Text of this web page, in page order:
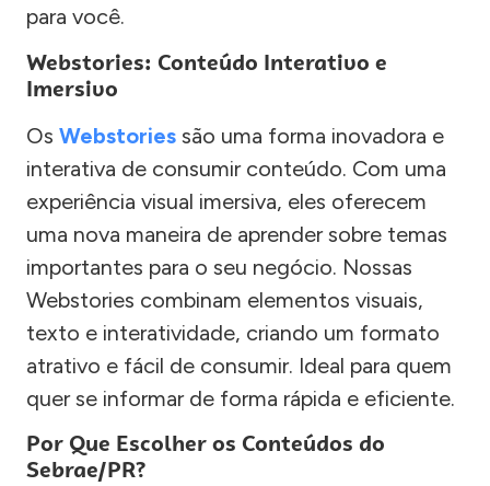
para você.
Webstories: Conteúdo Interativo e
Imersivo
Os Webstories são uma forma inovadora e
interativa de consumir conteúdo. Com uma
experiência visual imersiva, eles oferecem
uma nova maneira de aprender sobre temas
importantes para o seu negócio. Nossas
Webstories combinam elementos visuais,
texto e interatividade, criando um formato
atrativo e fácil de consumir. Ideal para quem
quer se informar de forma rápida e eficiente.
Por Que Escolher os Conteúdos do
Sebrae/PR?